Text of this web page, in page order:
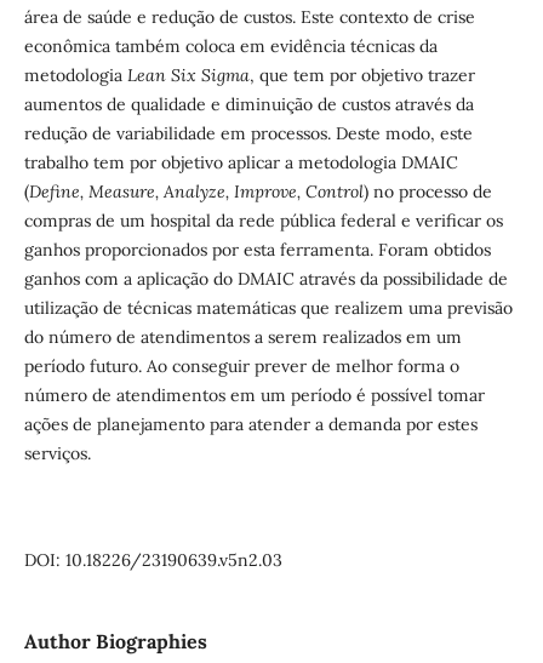
área de saúde e redução de custos. Este contexto de crise
econômica também coloca em evidência técnicas da
metodologia Lean Six Sigma, que tem por objetivo trazer
aumentos de qualidade e diminuição de custos através da
redução de variabilidade em processos. Deste modo, este
trabalho tem por objetivo aplicar a metodologia DMAIC
(Define, Measure, Analyze, Improve, Control) no processo de
compras de um hospital da rede pública federal e verificar os
ganhos proporcionados por esta ferramenta. Foram obtidos
ganhos com a aplicação do DMAIC através da possibilidade de
utilização de técnicas matemáticas que realizem uma previsão
do número de atendimentos a serem realizados em um
período futuro. Ao conseguir prever de melhor forma o
número de atendimentos em um período é possível tomar
ações de planejamento para atender a demanda por estes
serviços.
DOI: 10.18226/23190639.v5n2.03
Author Biographies